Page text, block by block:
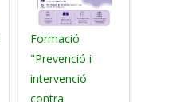
Formació
"Prevenció i
intervenció
contra